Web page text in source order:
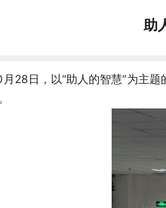
助
28日，以“助人的智慧”为主